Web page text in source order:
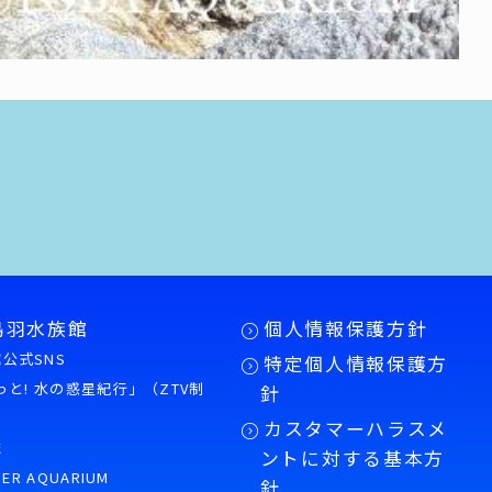
水族館
式SNS
と! 水の惑星紀行」（ZTV制
AQUARIUM
個人情報保護方針
特定個人情報保護方
針
カスタマーハラスメ
ントに対する基本方